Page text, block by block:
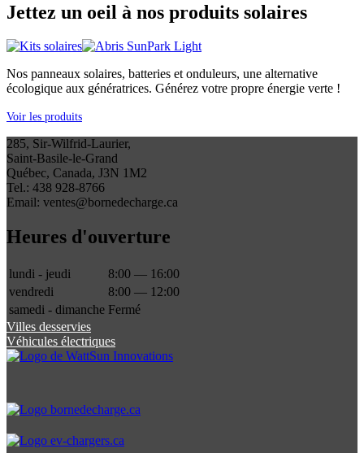
Jettez un oeil à nos produits solaires
Nos panneaux solaires, batteries et onduleurs, une alternative
écologique aux génératrices. Générez votre propre énergie verte !
Voir les produits
285, Sir-Wilfrid-Laurier,
Saint-Basile-le-Grand
Québec, Canada, J3N 1M2
Tel.: 438 928-8766
Email: ventes@bornedecharge.ca
Heures d'ouverture
lundi - jeudi
8:00 — 16:00
vendredi
8:00 — 12:00
samedi - dimanche Fermé
Villes desservies
Véhicules électriques